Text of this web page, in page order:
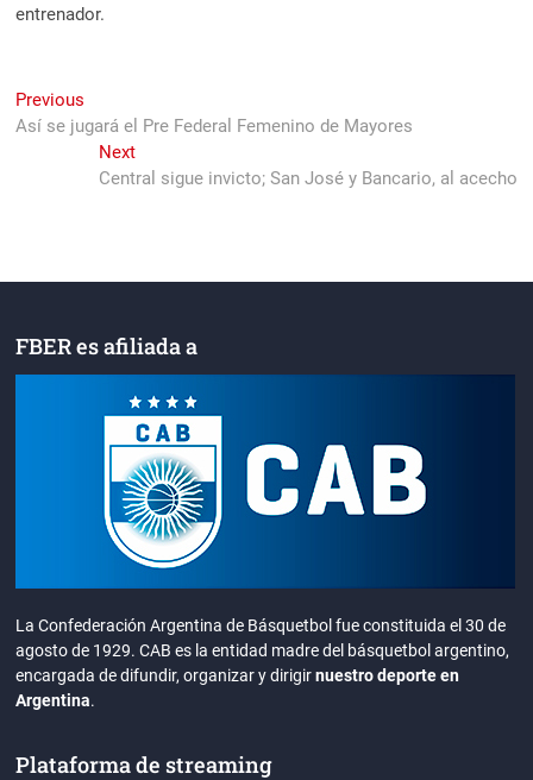
entrenador.
Navegación
de
entradas
Previous
post:
Así se jugará el Pre Federal Femenino de Mayores
NextNext
post:
Central sigue invicto; San José y Bancario, al acecho
FBER es afiliada a
La Confederación Argentina de Básquetbol fue constituida el 30 de
agosto de 1929. CAB es la entidad madre del básquetbol argentino,
encargada de difundir, organizar y dirigirnuestro deporte en
Argentina.
Plataforma de streaming